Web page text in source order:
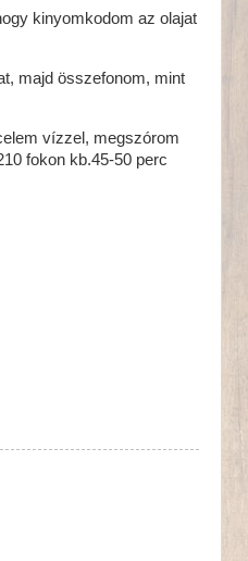
kinyomkodom az olajat
majd összefonom, mint
vízzel, megszórom
fokon kb.45-50 perc